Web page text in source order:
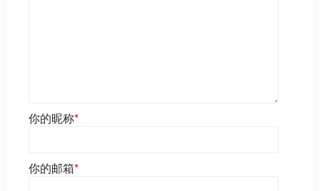
你的昵称*
你的邮箱*